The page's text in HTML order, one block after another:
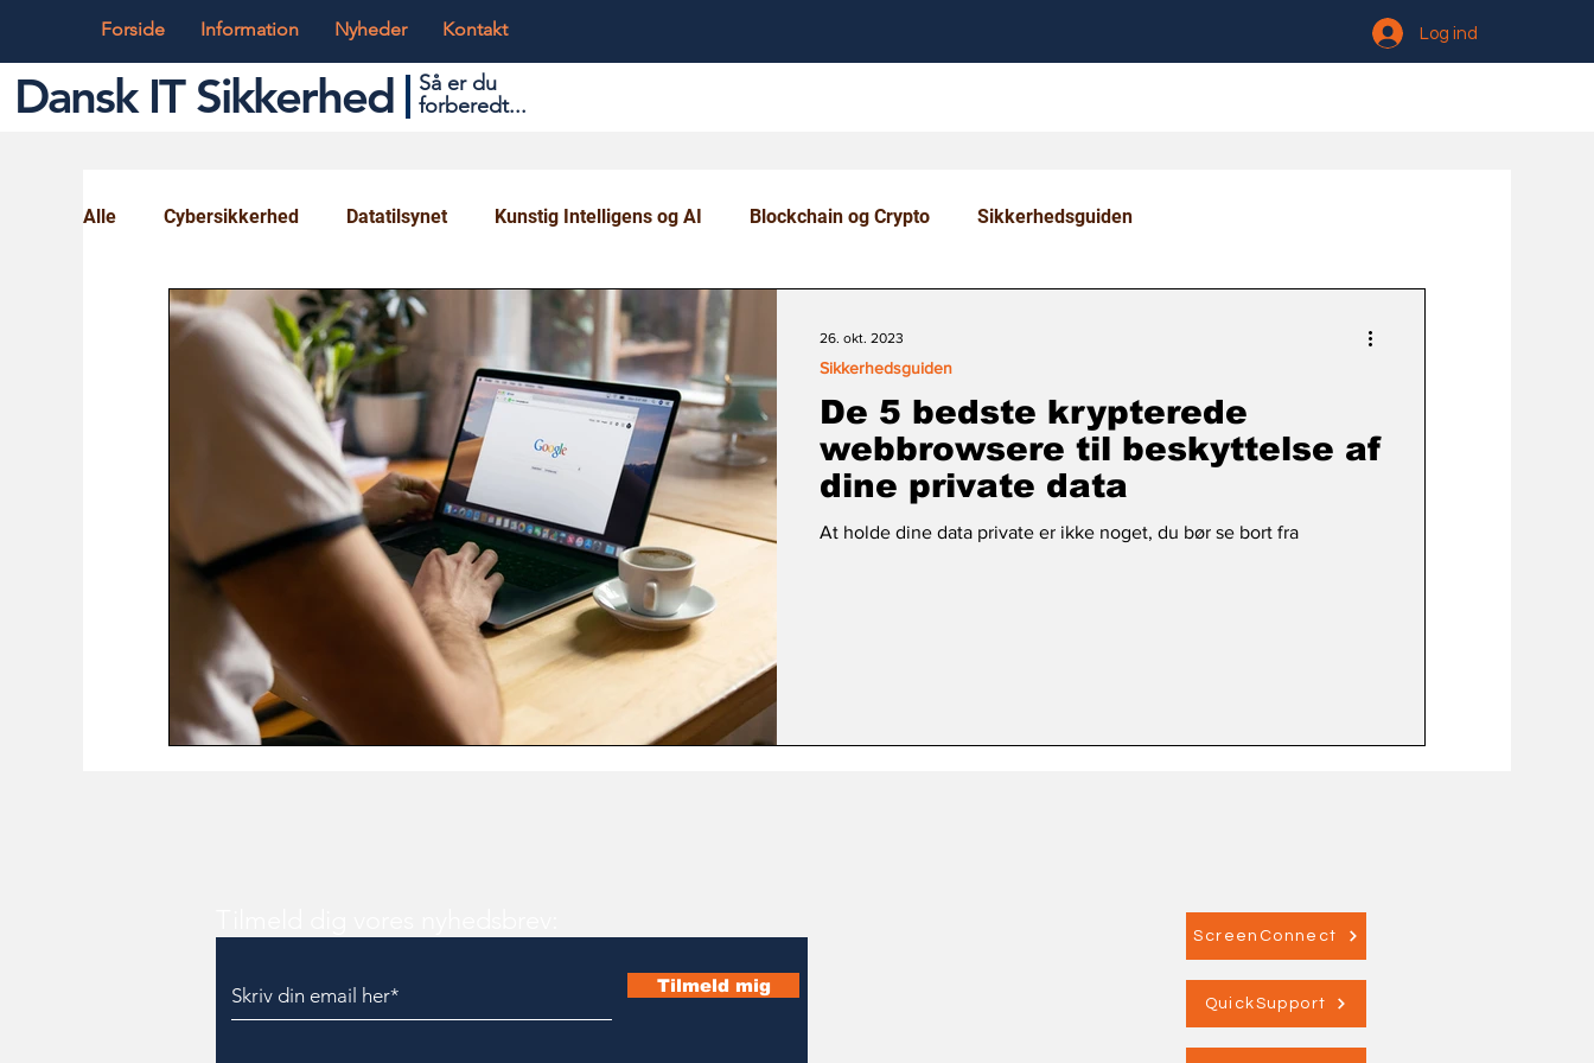
Forside Information Nyheder Kontakt Log ind
Dansk IT Sikkerhed
Så er du
forberedt...
Alle Cybersikkerhed Datatilsynet Kunstig Intelligens og AI Blockchain og Crypto Sikkerhedsguiden
Globalt og Digitalt IT og Teknik Ungdom og Uddannelse
De 5 bedste krypterede
webbrowsere til beskyttelse af
dine private data
At holde dine data private er ikke noget, du bør se bort fra
Sikkerhedsguiden
26. okt. 2023
Tilmeld mig
ScreenConnect
QuickSupport